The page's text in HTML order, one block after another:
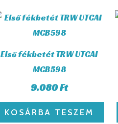
Első fékbetét TRW UTCAI
MCB598
9.080Ft
KOSÁRBA TESZEM